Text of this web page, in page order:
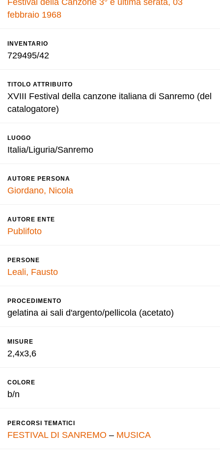
Festival della Canzone 3° e ultima serata, 03
febbraio 1968
INVENTARIO
729495/42
TITOLO ATTRIBUITO
XVIII Festival della canzone italiana di Sanremo (del
catalogatore)
LUOGO
Italia/Liguria/Sanremo
AUTORE PERSONA
Giordano, Nicola
AUTORE ENTE
Publifoto
PERSONE
Leali, Fausto
PROCEDIMENTO
gelatina ai sali d'argento/pellicola (acetato)
MISURE
2,4x3,6
COLORE
b/n
PERCORSI TEMATICI
FESTIVAL DI SANREMO – MUSICA